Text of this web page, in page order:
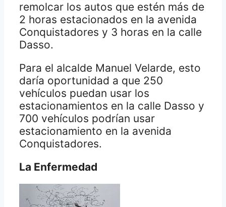
remolcar los autos que estén más de
2 horas estacionados en la avenida
Conquistadores y 3 horas en la calle
Dasso.
Para el alcalde Manuel Velarde, esto
daría oportunidad a que 250
vehículos puedan usar los
estacionamientos en la calle Dasso y
700 vehículos podrían usar
estacionamiento en la avenida
Conquistadores.
La Enfermedad